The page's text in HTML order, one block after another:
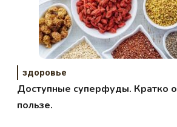
здоровье
Доступные суперфуды. Кратко о
пользе.